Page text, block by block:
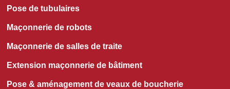
Pose de tubulaires
Maçonnerie de robots
Maçonnerie de salles de traite
Extension maçonnerie de bâtiment
Pose & aménagement de veaux de boucherie